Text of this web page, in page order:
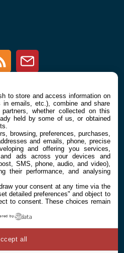
RSS Newsletter
À PROPOS
Contact
to store and access information on
emails, etc.), combine and share
whether collected on this
held by some of us, or obtained
browsing, preferences, purchases,
and emails, phone, precise
and offering you services,
ads across your devices and
SMS, phone, audio, and video),
their performance, and analysing
your consent at any time via the
detailed preferences" and object to
to consent. These choices remain
by
all